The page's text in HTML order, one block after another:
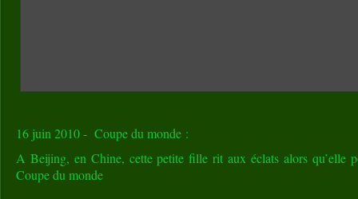
16 juin 2010 - Coupe du monde :
A Beijing, en Chine, cette petite fille rit aux éclats alors qu’elle
Coupe du monde